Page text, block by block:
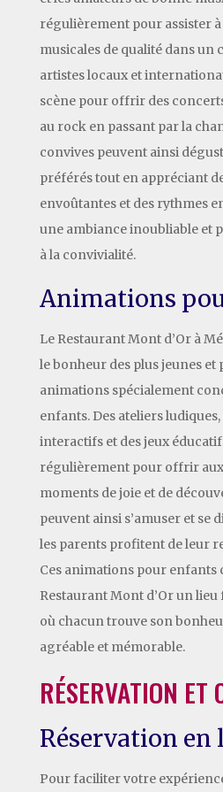
régulièrement pour assister
musicales de qualité dans un
artistes locaux et
scène pour offrir des
au rock en passant par la
convives peuvent ainsi
préférés tout en appréciant
envoûtantes et des rythmes
une ambiance inoubliable et
à la convivialité.
Animations
Le Restaurant Mont d’Or à
le bonheur des plus jeunes et
animations spécialement
enfants. Des ateliers
interactifs et des jeux
régulièrement pour offrir
moments de joie et de
peuvent ainsi s’amuser et se
les parents profitent de leur
Ces animations pour
Restaurant Mont d’Or un
où chacun trouve son
agréable et mémorable.
RÉSERVATION ET
Réservation en
Pour faciliter votre